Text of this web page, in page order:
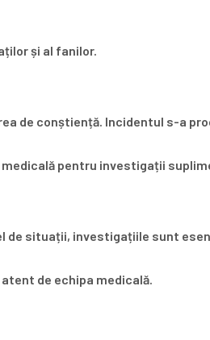
și al fanilor.
de conștiență. Incidentul s-a
pentru investigații
de situații, investigațiile sunt
de echipa medicală.